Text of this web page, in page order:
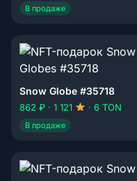
В продаже
Snow Globe #35718
862 ₽ · 1 121 · 6 TON
В продаже